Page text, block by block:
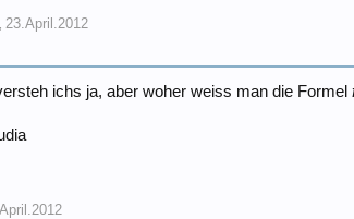
23.April.2012
ichs ja, aber woher weiss man die Formel